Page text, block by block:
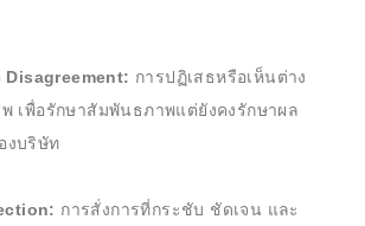
การปฏิเสธหรือเห็นต่าง
เพื่อรักษาสัมพันธภาพแต่ยังคงรักษาผล
งบริษัท
การสั่งการที่กระชับ ชัดเจน และ